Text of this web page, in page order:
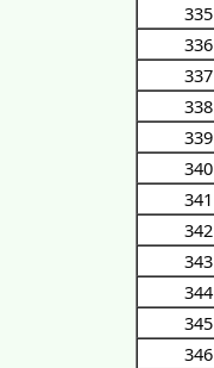
335
336
337
338
339
340
341
342
343
344
345
346